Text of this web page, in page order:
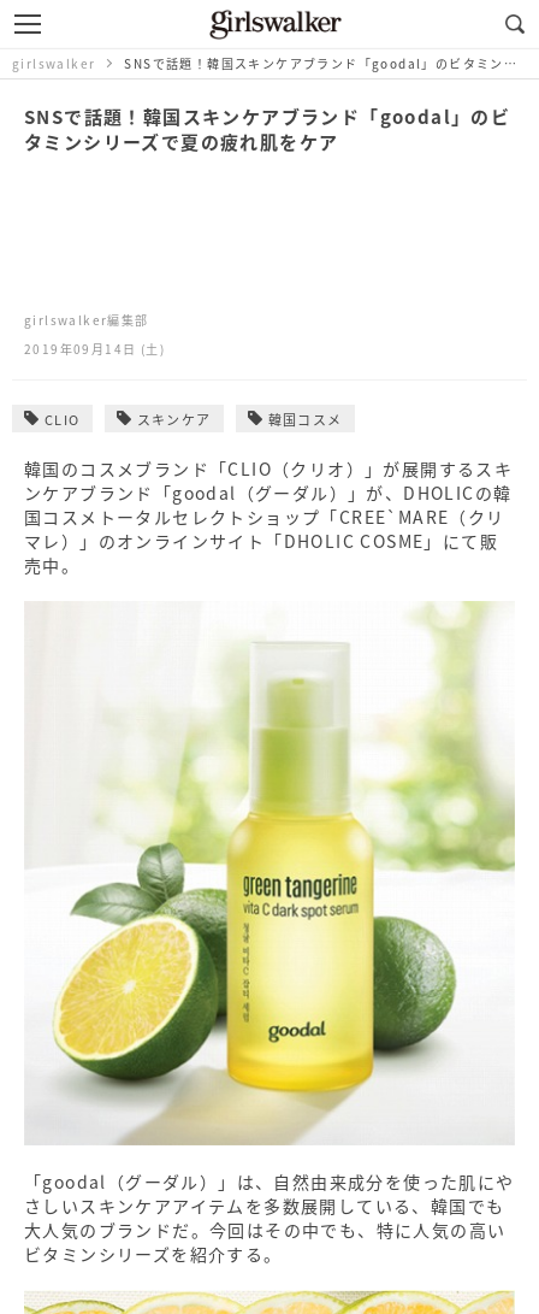
girlswalker SNSで話題！韓国スキンケアブランド「goodal」のビタミンシリーズで夏の疲れ肌をケア
SNSで話題！韓国スキンケアブランド「goodal」のビ
タミンシリーズで夏の疲れ肌をケア
girlswalker編集部
2019年09月14日 (土)
CLIO スキンケア 韓国コスメ
韓国のコスメブランド「CLIO（クリオ）」が展開するスキ
ンケアブランド「goodal（グーダル）」が、DHOLICの韓
国コスメトータルセレクトショップ「CREE`MARE（クリ
マレ）」のオンラインサイト「DHOLIC COSME」にて販
売中。
「goodal（グーダル）」は、自然由来成分を使った肌にや
さしいスキンケアアイテムを多数展開している、韓国でも
大人気のブランドだ。今回はその中でも、特に人気の高い
ビタミンシリーズを紹介する。